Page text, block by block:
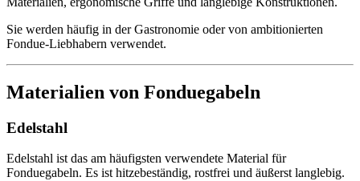
Sie werden häufig in der Gastronomie oder von ambitionierten
Fondue-Liebhabern verwendet.
Materialien von Fonduegabeln
Edelstahl
Edelstahl ist das am häufigsten verwendete Material für
Fonduegabeln. Es ist hitzebeständig, rostfrei und äußerst langlebig.